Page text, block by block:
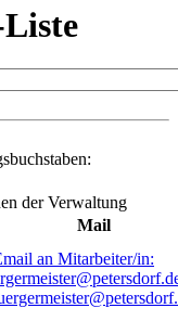
der Verwaltung
Mail